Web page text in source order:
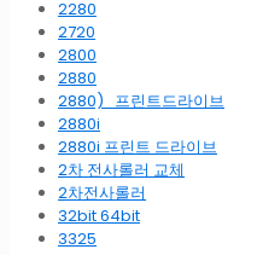
2280
2720
2800
2880
2880)_프린트드라이브
2880i
2880i 프린트 드라이브
2차 전사롤러 교체
2차전사롤러
32bit 64bit
3325